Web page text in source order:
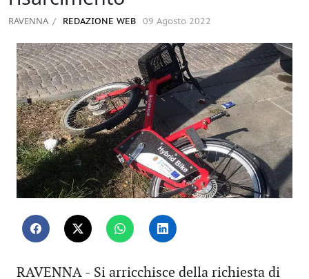
RAVENNA REDAZIONE WEB 09 Agosto 2022
RAVENNA - Si arricchisce della richiesta di